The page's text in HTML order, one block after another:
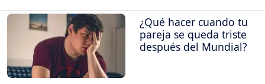
¿Qué hacer cuando tu
pareja se queda triste
después del Mundial?